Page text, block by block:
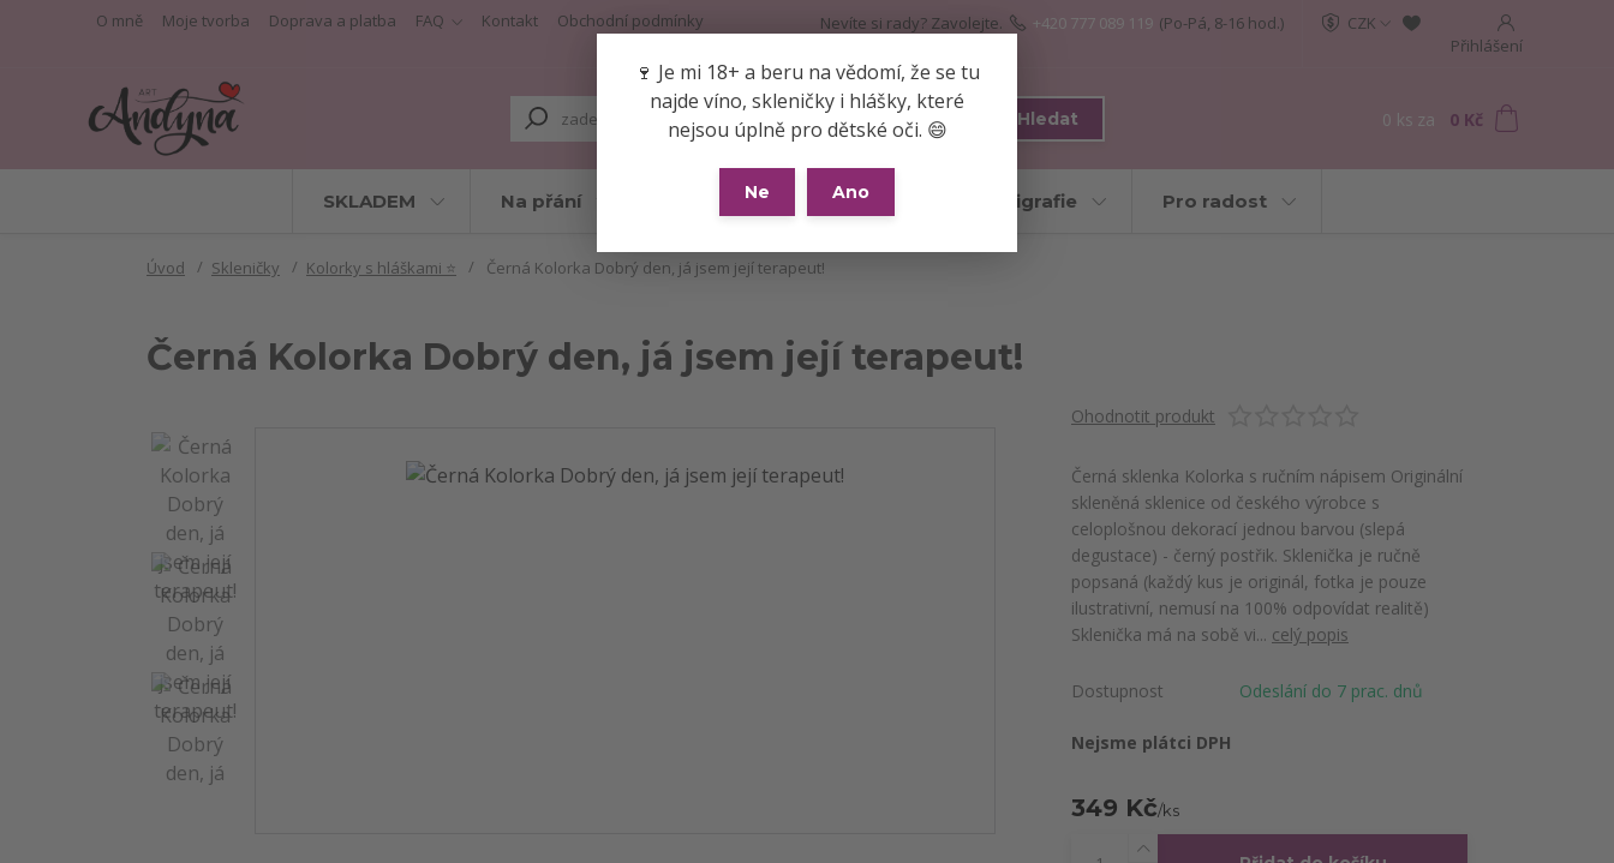
🍷 Je mi 18+ a beru na vědomí, že se tu
najde víno, skleničky i hlášky, které
nejsou úplně pro dětské oči. 😄
Ne Ano
O mně Moje tvorba Doprava a platba FAQ Kontakt Obchodní podmínky
CZK
Přihlášení
Hledat
Nevíte si rady? Zavolejte. +420 777 089 119 (Po-Pá, 8-16 hod.)
0 ks za 0 Kč
SKLADEM Na přání Skleničky Hrnky Kaligrafie Pro radost
Úvod Skleničky Kolorky s hláškami ⭐ Černá Kolorka Dobrý den, já jsem její terapeut!
Černá Kolorka Dobrý den, já jsem její terapeut!
Ohodnotit produkt
Černá sklenka Kolorka s ručním nápisem Originální
skleněná sklenice od českého výrobce s
celoplošnou dekorací jednou barvou (slepá
degustace) - černý postřik. Sklenička je ručně
popsaná (každý kus je originál, fotka je pouze
ilustrativní, nemusí na 100% odpovídat realitě)
Sklenička má na sobě vi... celý popis
Dostupnost Odeslání do 7 prac. dnů
Nejsme plátci DPH
349 Kč/ks